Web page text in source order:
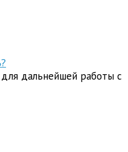
дальнейшей работы с